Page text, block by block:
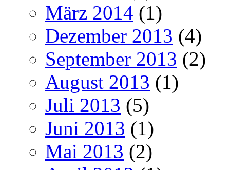
März 2014 (1)
Dezember 2013 (4)
September 2013 (2)
August 2013 (1)
Juli 2013 (5)
Juni 2013 (1)
Mai 2013 (2)